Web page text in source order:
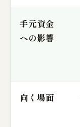
手元資金
への影響
向く場面